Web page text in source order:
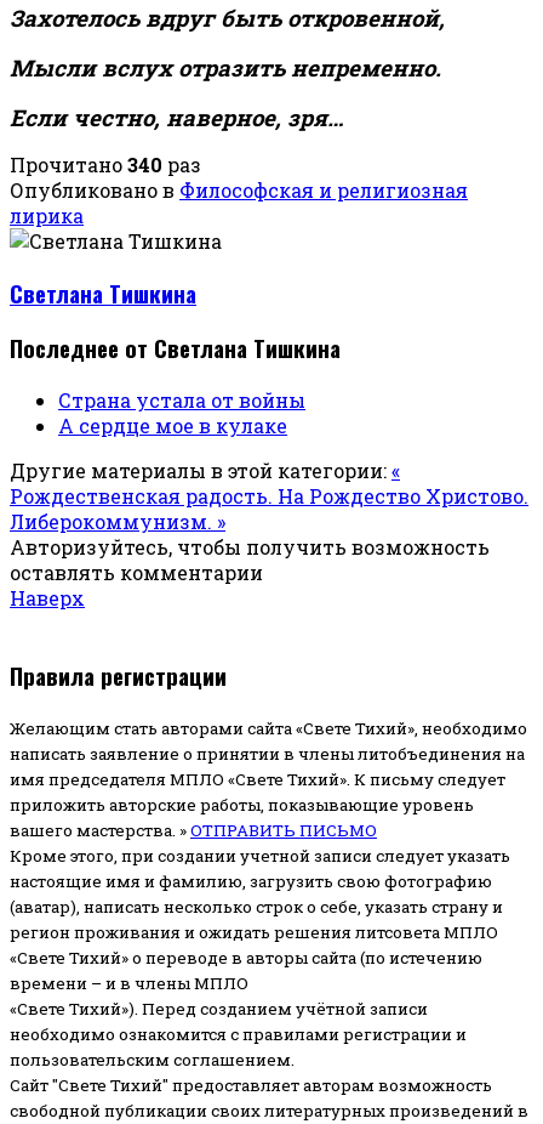
Захотелось вдруг быть откровенной,
Мысли вслух отразить непременно.
Если честно, наверное, зря…
Прочитано340 раз
Опубликовано в Философская и религиозная
лирика
Светлана Тишкина
Последнее от Светлана Тишкина
Страна устала от войны
А сердце мое в кулаке
Другие материалы в этой категории:«
Рождественская радость. На Рождество Христово.
Либерокоммунизм. »
Авторизуйтесь, чтобы получить возможность
оставлять комментарии
Наверх
Правила регистрации
Желающим стать авторами сайта «Свете Тихий», необходимо
написать заявление о принятии в члены литобъединения на
имя председателя МПЛО «Свете Тихий». К письму следует
приложить авторские работы, показывающие уровень
вашего мастерства. »ОТПРАВИТЬ ПИСЬМО
Кроме этого, при создании учетной записи следует указать
настоящие имя и фамилию, загрузить свою фотографию
(аватар), написать несколько строк о себе, указать страну и
регион проживания и ожидать решения литсовета МПЛО
«Свете Тихий» о переводе в авторы сайта (по истечению
времени – и в члены МПЛО
«Свете Тихий»). Перед созданием учётной записи
необходимо ознакомится с правилами регистрации и
пользовательским соглашением.
Сайт "Свете Тихий" предоставляет авторам возможность
свободной публикации своих литературных произведений в